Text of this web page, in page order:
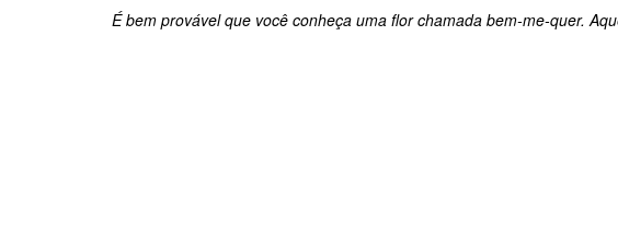
É bem provável que você conheça uma flor chamada bem-me-quer.